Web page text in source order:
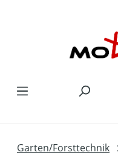
Garten/Forsttechnik